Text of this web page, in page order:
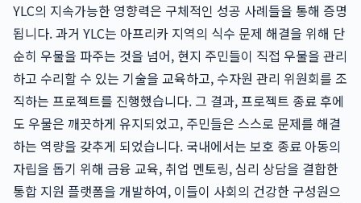
YLC의 지속가능한 영향력은 구체적인 성공 사례들을 통해 증명
됩니다. 과거 YLC는 아프리카 지역의 식수 문제 해결을 위해 단
순히 우물을 파주는 것을 넘어, 현지 주민들이 직접 우물을 관리
하고 수리할 수 있는 기술을 교육하고, 수자원 관리 위원회를 조
직하는 프로젝트를 진행했습니다. 그 결과, 프로젝트 종료 후에
도 우물은 깨끗하게 유지되었고, 주민들은 스스로 문제를 해결
하는 역량을 갖추게 되었습니다. 국내에서는 보호 종료 아동의
자립을 돕기 위해 금융 교육, 취업 멘토링, 심리 상담을 결합한
통합 지원 플랫폼을 개발하여, 이들이 사회의 건강한 구성원으